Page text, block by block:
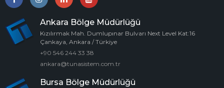
Ankara Bölge Müdürlüğü
Kızılırmak Mah. Dumlupınar Bulvarı Next Level Kat:16
Çankaya, Ankara / Türkiye
+90 546 244 33 38
ankara@tunasistem.com.tr
Bursa Bölge Müdürlüğü